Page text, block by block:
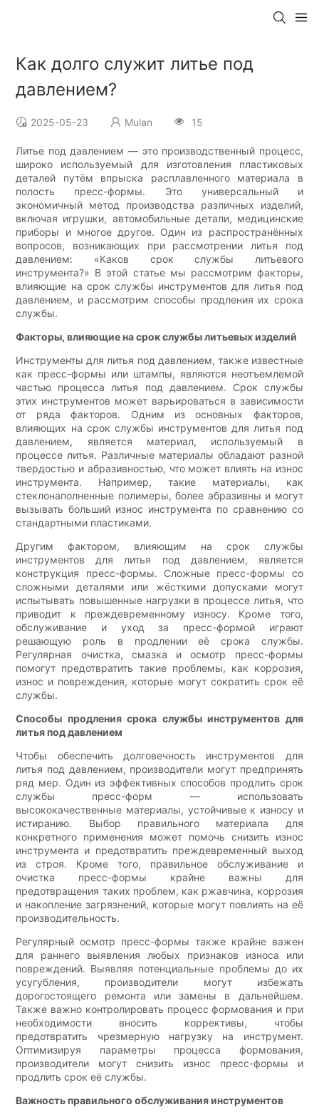
Как долго служит литье под
давлением?
2025-05-23 Mulan 15
Литье под давлением — это производственный процесс,
широко используемый для изготовления пластиковых
деталей путём впрыска расплавленного материала в
полость пресс-формы. Это универсальный и
экономичный метод производства различных изделий,
включая игрушки, автомобильные детали, медицинские
приборы и многое другое. Один из распространённых
вопросов, возникающих при рассмотрении литья под
давлением: «Каков срок службы литьевого
инструмента?» В этой статье мы рассмотрим факторы,
влияющие на срок службы инструментов для литья под
давлением, и рассмотрим способы продления их срока
службы.
Факторы, влияющие на срок службы литьевых изделий
Инструменты для литья под давлением, также известные
как пресс-формы или штампы, являются неотъемлемой
частью процесса литья под давлением. Срок службы
этих инструментов может варьироваться в зависимости
от ряда факторов. Одним из основных факторов,
влияющих на срок службы инструментов для литья под
давлением, является материал, используемый в
процессе литья. Различные материалы обладают разной
твердостью и абразивностью, что может влиять на износ
инструмента. Например, такие материалы, как
стеклонаполненные полимеры, более абразивны и могут
вызывать больший износ инструмента по сравнению со
стандартными пластиками.
Другим фактором, влияющим на срок службы
инструментов для литья под давлением, является
конструкция пресс-формы. Сложные пресс-формы со
сложными деталями или жёсткими допусками могут
испытывать повышенные нагрузки в процессе литья, что
приводит к преждевременному износу. Кроме того,
обслуживание и уход за пресс-формой играют
решающую роль в продлении её срока службы.
Регулярная очистка, смазка и осмотр пресс-формы
помогут предотвратить такие проблемы, как коррозия,
износ и повреждения, которые могут сократить срок её
службы.
Способы продления срока службы инструментов для
литья под давлением
Чтобы обеспечить долговечность инструментов для
литья под давлением, производители могут предпринять
ряд мер. Один из эффективных способов продлить срок
службы пресс-форм — использовать
высококачественные материалы, устойчивые к износу и
истиранию. Выбор правильного материала для
конкретного применения может помочь снизить износ
инструмента и предотвратить преждевременный выход
из строя. Кроме того, правильное обслуживание и
очистка пресс-формы крайне важны для
предотвращения таких проблем, как ржавчина, коррозия
и накопление загрязнений, которые могут повлиять на её
производительность.
Регулярный осмотр пресс-формы также крайне важен
для раннего выявления любых признаков износа или
повреждений. Выявляя потенциальные проблемы до их
усугубления, производители могут избежать
дорогостоящего ремонта или замены в дальнейшем.
Также важно контролировать процесс формования и при
необходимости вносить коррективы, чтобы
предотвратить чрезмерную нагрузку на инструмент.
Оптимизируя параметры процесса формования,
производители могут снизить износ пресс-формы и
продлить срок её службы.
Важность правильного обслуживания инструментов